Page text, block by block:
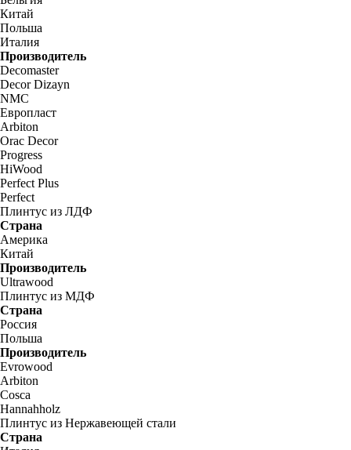
Китай
Польша
Италия
Производитель
Decomaster
Decor Dizayn
NMC
Европласт
Arbiton
Orac Decor
Progress
HiWood
Perfect Plus
Perfect
Плинтус из ЛДФ
Страна
Америка
Китай
Производитель
Ultrawood
Плинтус из МДФ
Страна
Россия
Польша
Производитель
Evrowood
Arbiton
Cosca
Hannahholz
Плинтус из Нержавеющей стали
Страна